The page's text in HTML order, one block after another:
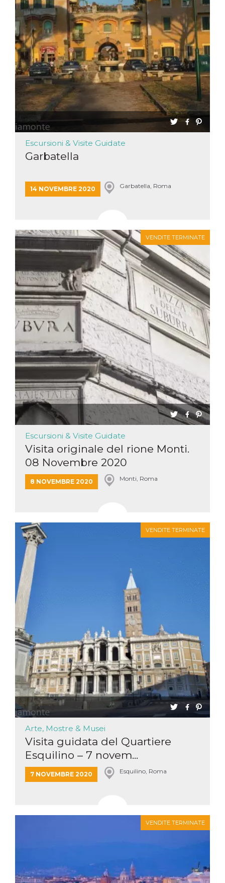
Escursioni & Visite Guidate
Garbatella
14 NOVEMBRE 2020 Garbatella, Roma
VENDITE TERMINATE
Escursioni & Visite Guidate
Visita originale del rione Monti.
08 Novembre 2020
8 NOVEMBRE 2020 Monti, Roma
VENDITE TERMINATE
Arte, Mostre & Musei
Visita guidata del Quartiere
Esquilino – 7 novem...
7 NOVEMBRE 2020 Esquilino, Roma
VENDITE TERMINATE